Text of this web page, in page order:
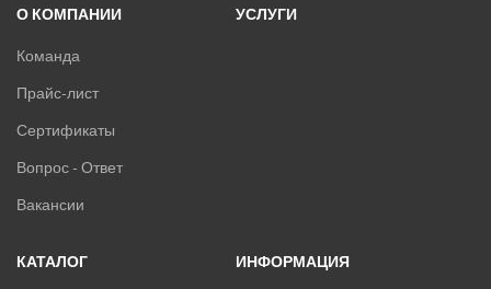
О КОМПАНИИ
Команда
Прайс-лист
Сертификаты
Вопрос - Ответ
Вакансии
УСЛУГИ
КАТАЛОГ
ИНФОРМАЦИЯ